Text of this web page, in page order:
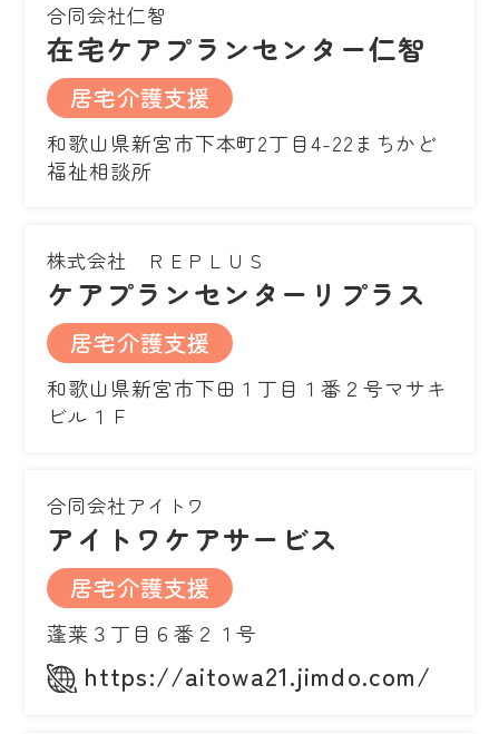
合同会社仁智
在宅ケアプランセンター仁智
居宅介護支援
和歌山県新宮市下本町2丁目4-22まちかど
福祉相談所
株式会社 ＲＥＰＬＵＳ
ケアプランセンターリプラス
居宅介護支援
和歌山県新宮市下田１丁目１番２号マサキ
ビル１Ｆ
合同会社アイトワ
アイトワケアサービス
居宅介護支援
蓬莱３丁目６番２１号
https://aitowa21.jimdo.com/